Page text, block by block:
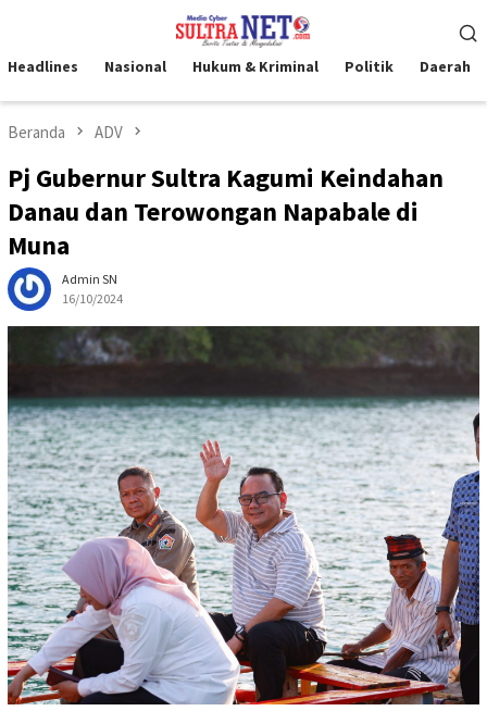
kontenMobile
Headlines Nasional Hukum & Kriminal Politik Daerah
Beranda ADV
Pj Gubernur Sultra Kagumi Keindahan
Danau dan Terowongan Napabale di
Muna
Admin SN
16/10/2024